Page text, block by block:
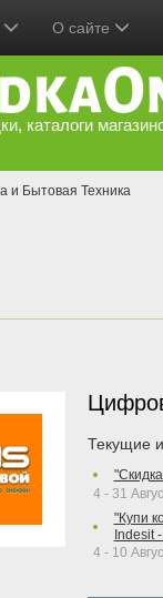
О сайте
каталоги
и Бытовая Техника
Текущие
4 - 31
"Купи
Indesit
4 - 10